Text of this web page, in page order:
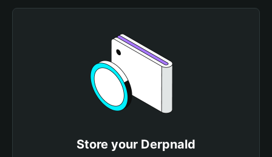
Store your Derpnald